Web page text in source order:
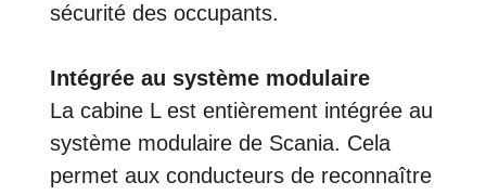
sécurité des occupants.
Intégrée au système modulaire
La cabine L est entièrement intégrée au
système modulaire de Scania. Cela
permet aux conducteurs de reconnaître